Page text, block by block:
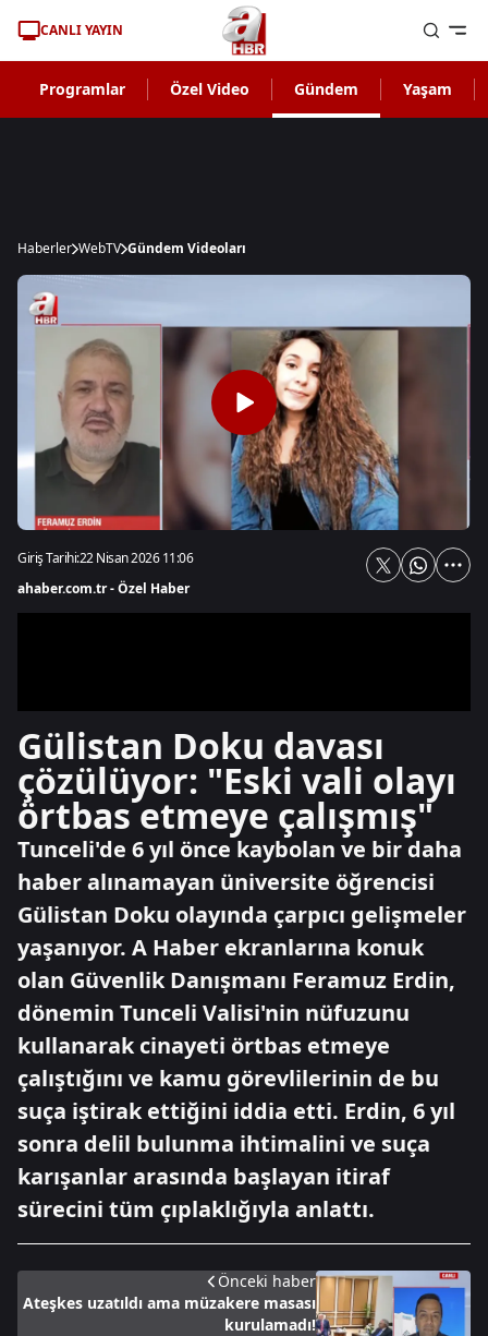
CANLI YAYIN
Programlar Özel Video Gündem Yaşam
Haberler WebTV Gündem Videoları
Giriş Tarihi:22 Nisan 2026 11:06
ahaber.com.tr - Özel Haber
Gülistan Doku davası
çözülüyor: "Eski vali olayı
örtbas etmeye çalışmış"
Tunceli'de 6 yıl önce kaybolan ve bir daha
haber alınamayan üniversite öğrencisi
Gülistan Doku olayında çarpıcı gelişmeler
yaşanıyor. A Haber ekranlarına konuk
olan Güvenlik Danışmanı Feramuz Erdin,
dönemin Tunceli Valisi'nin nüfuzunu
kullanarak cinayeti örtbas etmeye
çalıştığını ve kamu görevlilerinin de bu
suça iştirak ettiğini iddia etti. Erdin, 6 yıl
sonra delil bulunma ihtimalini ve suça
karışanlar arasında başlayan itiraf
sürecini tüm çıplaklığıyla anlattı.
Önceki haber
Ateşkes uzatıldı ama müzakere masası
kurulamadı!